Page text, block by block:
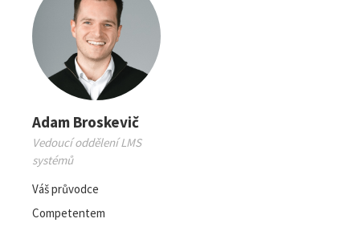
Adam Broskevič
Vedoucí oddělení LMS
systémů
Váš průvodce
Competentem